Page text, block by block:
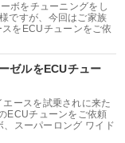
ボをチューニングをし
ですが、今回はご家族
をECUチューンをご依
ゼルをECUチュー
ースを試乗されに来た
ECUチューンをご依頼
スーパーロング ワイド